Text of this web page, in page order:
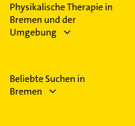
Physikalische Therapie in
Bremen und der
Umgebung
Beliebte Suchen in
Bremen